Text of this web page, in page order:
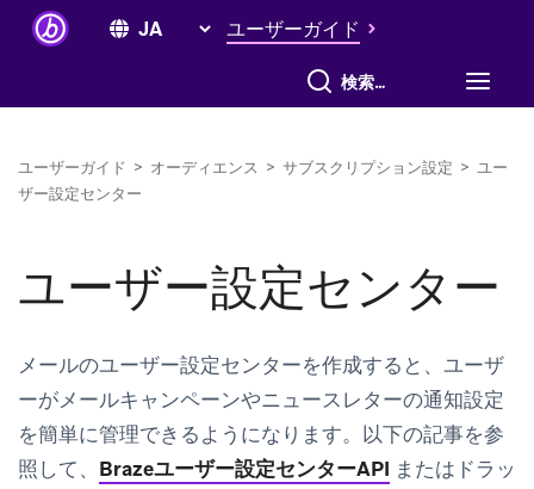
ユーザーガイド
すべて検索
ユーザーガイド > オーディエンス > サブスクリプション設定 > ユー
ザー設定センター
ユーザー設定センター
メールのユーザー設定センターを作成すると、ユーザ
ーがメールキャンペーンやニュースレターの通知設定
を簡単に管理できるようになります。以下の記事を参
照して、 Brazeユーザー設定センターAPI またはドラッ